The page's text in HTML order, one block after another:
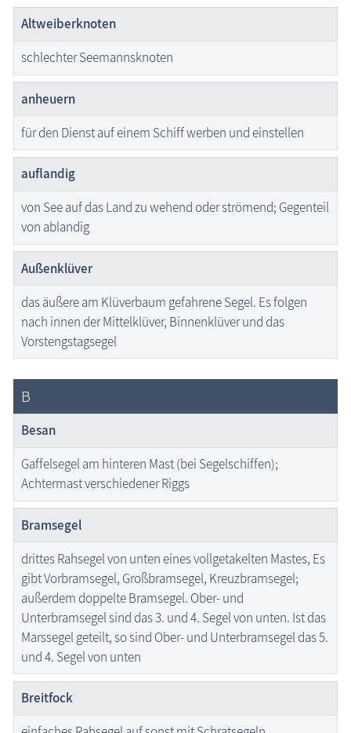
Altweiberknoten
schlechter Seemannsknoten
anheuern
für den Dienst auf einem Schiff werben und einstellen
auflandig
von See auf das Land zu wehend oder strömend; Gegenteil
von ablandig
Außenklüver
das äußere am Klüverbaum gefahrene Segel. Es folgen
nach innen der Mittelklüver, Binnenklüver und das
Vorstengstagsegel
B
Besan
Gaffelsegel am hinteren Mast (bei Segelschiffen);
Achtermast verschiedener Riggs
Bramsegel
drittes Rahsegel von unten eines vollgetakelten Mastes, Es
gibt Vorbramsegel, Großbramsegel, Kreuzbramsegel;
außerdem doppelte Bramsegel. Ober- und
Unterbramsegel sind das 3. und 4. Segel von unten. Ist das
Marssegel geteilt, so sind Ober- und Unterbramsegel das 5.
und 4. Segel von unten
Breitfock